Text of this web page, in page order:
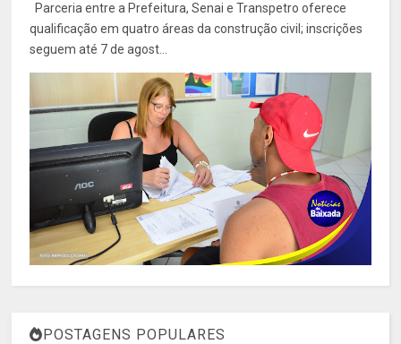
Parceria entre a Prefeitura, Senai e Transpetro oferece
qualificação em quatro áreas da construção civil; inscrições
seguem até 7 de agost...
POSTAGENS POPULARES